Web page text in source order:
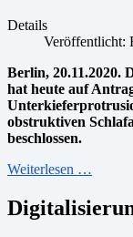
Details
Veröffentlicht:
Berlin, 20.11.2020.
hat heute auf
obstruktiven
beschlossen.
Weiterlesen …